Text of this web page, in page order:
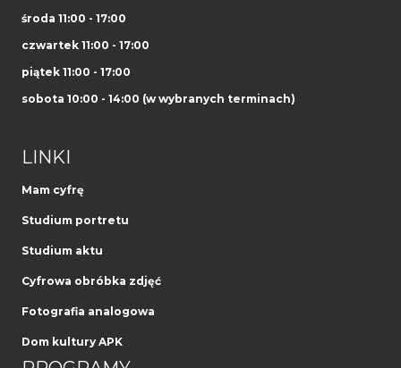
środa 11:00 - 17:00
czwartek 11:00 - 17:00
piątek 11:00 - 17:00
sobota 10:00 - 14:00 (w wybranych terminach)
LINKI
Mam cyfrę
Studium portretu
Studium aktu
Cyfrowa obróbka zdjęć
Fotografia analogowa
Dom kultury APK